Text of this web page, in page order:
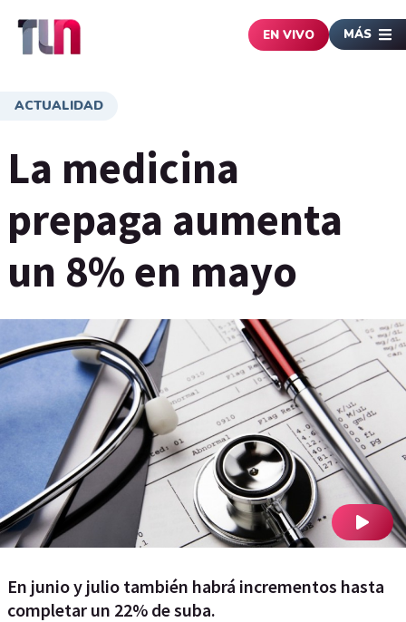
EN VIVO MÁS
ACTUALIDAD
La medicina
prepaga aumenta
un 8% en mayo
En junio y julio también habrá incrementos hasta
completar un 22% de suba.